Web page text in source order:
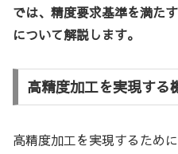
では、精度要求基準を満た
について解説します。
高精度加工を実現する
高精度加工を実現するため